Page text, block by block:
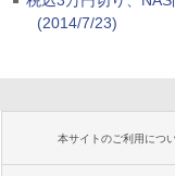
(2014/7/23)
本サイトのご利用につ